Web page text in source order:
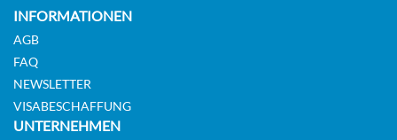
INFORMATIONEN
AGB
FAQ
NEWSLETTER
VISABESCHAFFUNG
UNTERNEHMEN